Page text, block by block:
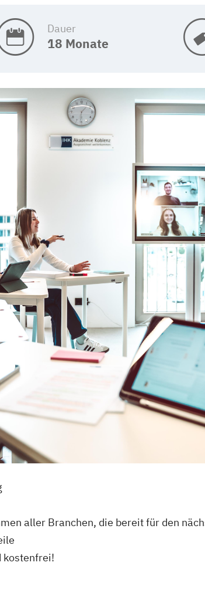
Dauer
18 Monate
aller Branchen, die bereit für den
kostenfrei!